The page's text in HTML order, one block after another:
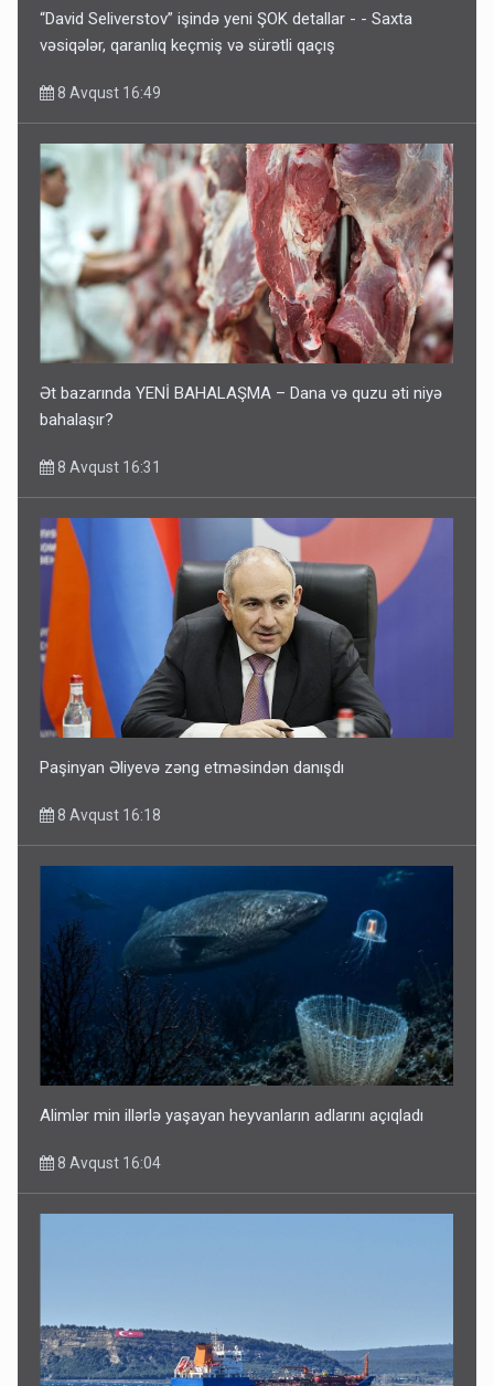
“David Seliverstov” işində yeni ŞOK detallar - - Saxta
vəsiqələr, qaranlıq keçmiş və sürətli qaçış
8 Avqust 16:49
Ət bazarında YENİ BAHALAŞMA – Dana və quzu əti niyə
bahalaşır?
8 Avqust 16:31
Paşinyan Əliyevə zəng etməsindən danışdı
8 Avqust 16:18
Alimlər min illərlə yaşayan heyvanların adlarını açıqladı
8 Avqust 16:04